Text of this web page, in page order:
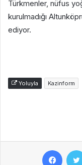
Türkmenler, nüfus
kurulmadığı
ediyor.
Yoluyla Kazinform